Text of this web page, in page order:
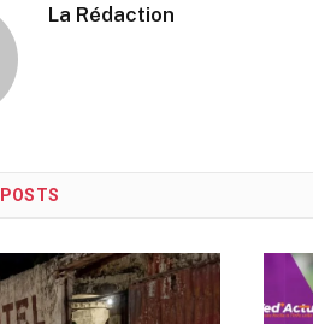
La Rédaction
POSTS